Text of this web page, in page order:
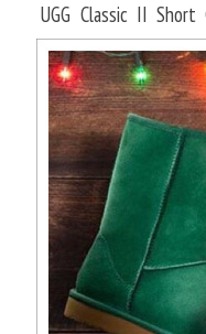
UGG Classic II Short